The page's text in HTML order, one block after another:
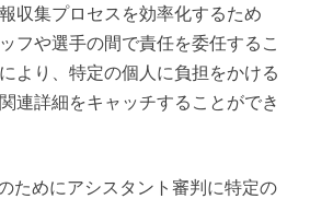
収集プロセスを効率化するため
フや選手の間で責任を委任するこ
より、特定の個人に負担をかける
連詳細をキャッチすることができ
ためにアシスタント審判に特定の